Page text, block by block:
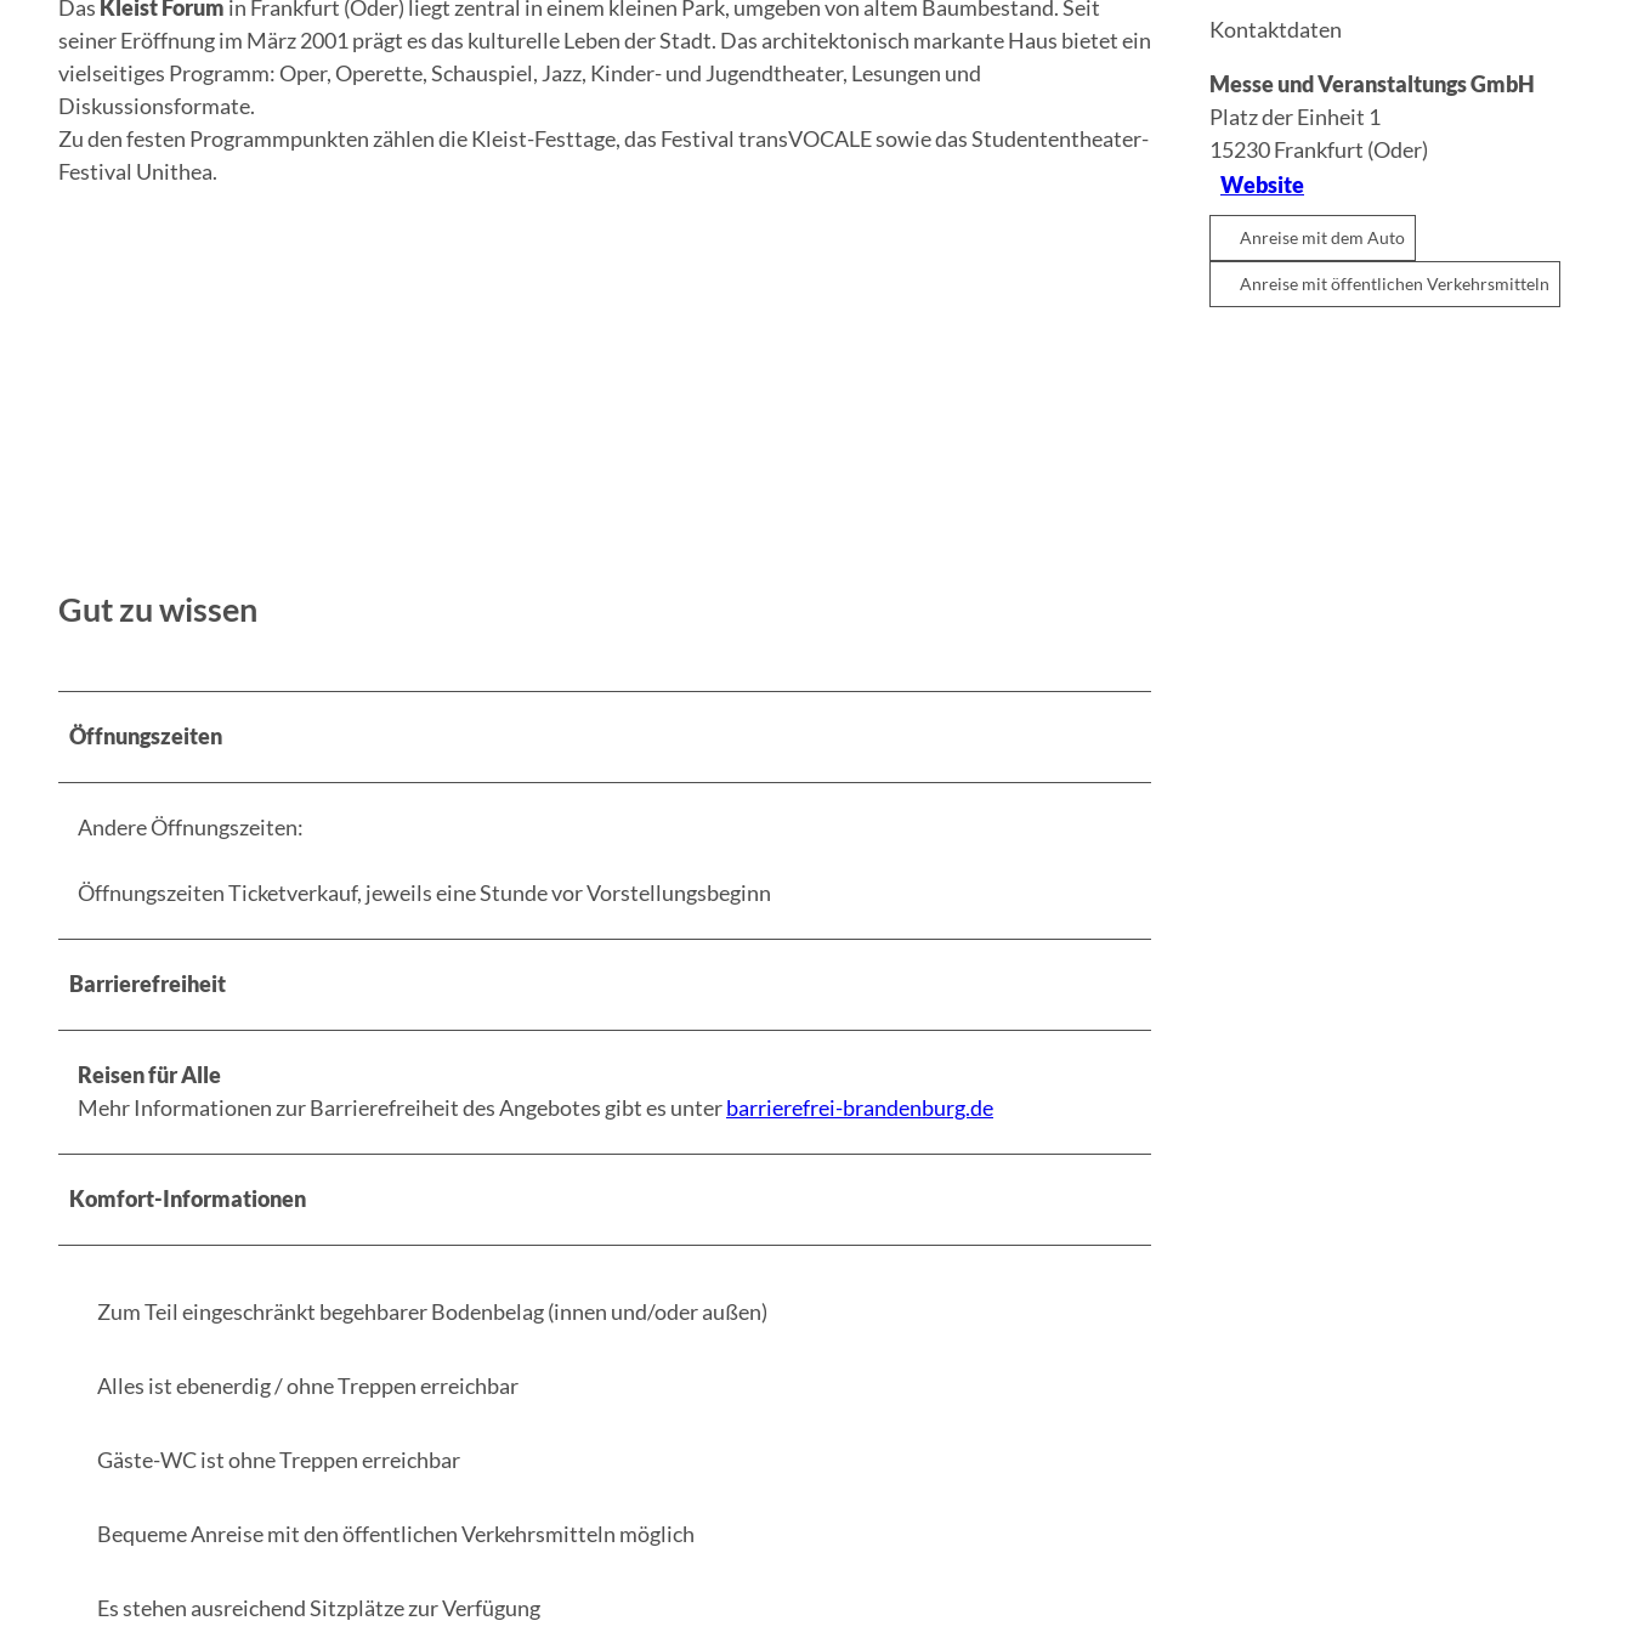
Das Kleist Forum in Frankfurt (Oder) liegt zentral in einem kleinen Park, umgeben von altem Baumbestand. Seit
seiner Eröffnung im März 2001 prägt es das kulturelle Leben der Stadt. Das architektonisch markante Haus bietet ein
vielseitiges Programm: Oper, Operette, Schauspiel, Jazz, Kinder- und Jugendtheater, Lesungen und
Diskussionsformate.
Zu den festen Programmpunkten zählen die Kleist-Festtage, das Festival transVOCALE sowie das Studententheater-
Festival Unithea.
Gut zu wissen
Öffnungszeiten
Andere Öffnungszeiten:
Öffnungszeiten Ticketverkauf, jeweils eine Stunde vor Vorstellungsbeginn
Barrierefreiheit
Reisen für Alle
Mehr Informationen zur Barrierefreiheit des Angebotes gibt es unterbarrierefrei-brandenburg.de
Komfort-Informationen
Zum Teil eingeschränkt begehbarer Bodenbelag (innen und/oder außen)
Alles ist ebenerdig / ohne Treppen erreichbar
Gäste-WC ist ohne Treppen erreichbar
Bequeme Anreise mit den öffentlichen Verkehrsmitteln möglich
Es stehen ausreichend Sitzplätze zur Verfügung
Kontaktdaten
Messe und Veranstaltungs GmbH
Platz der Einheit 1
15230Frankfurt (Oder)
Website
Anreise mit dem Auto
Anreise mit öffentlichen Verkehrsmitteln